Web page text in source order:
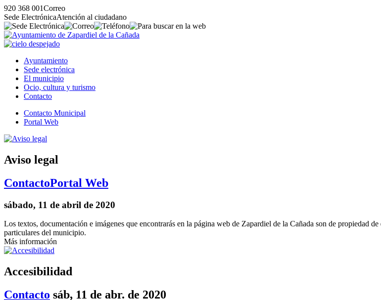
920 368 001Correo
Sede ElectrónicaAtención al ciudadano
Ayuntamiento
Sede electrónica
El municipio
Ocio, cultura y turismo
Contacto
Contacto Municipal
Portal Web
Aviso legal
ContactoPortal Web
sábado, 11 de abril de 2020
Los textos, documentación e imágenes que encontrarás en la página web de Zapardiel de la Cañada son de propiedad
particulares del municipio.
Más información
Accesibilidad
Contacto sáb, 11 de abr. de 2020